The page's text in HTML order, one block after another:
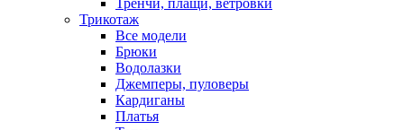
Тренчи, плащи, ветровки
Трикотаж
Все модели
Брюки
Водолазки
Джемперы, пуловеры
Кардиганы
Платья